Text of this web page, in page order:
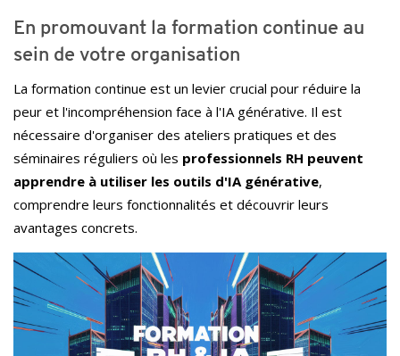
En promouvant la formation continue au
sein de votre organisation
La formation continue est un levier crucial pour réduire la
peur et l'incompréhension face à l'IA générative. Il est
nécessaire d'organiser des ateliers pratiques et des
séminaires réguliers où les professionnels RH peuvent
apprendre à utiliser les outils d'IA générative,
comprendre leurs fonctionnalités et découvrir leurs
avantages concrets.